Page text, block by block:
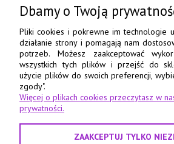
85-078
798 560 760
52 345 73 17
e-pasmanteria@e-
8:00 - 16:00
Dbamy o Twoją
Pliki cookies i pokrewne im technologie
działanie strony i pomagają nam
potrzeb. Możesz zaakceptować
wszystkich tych plików i przejść do
użycie plików do swoich preferencji,
zgody".
Więcej o plikach cookies przeczytasz w
prywatności.
ZAAKCEPTUJ TYLKO